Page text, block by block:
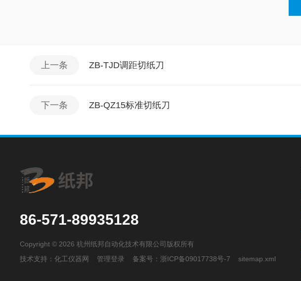
上一条 ZB-TJD调距切纸刀
下一条 ZB-QZ15标准切纸刀
86-571-89935128
Copyright © 2026 杭州纸邦自动化技术有限公司版权所有
技术支持：化工仪器网 管理登录 备案号：浙ICP备09017738号-7 sitemap.xml